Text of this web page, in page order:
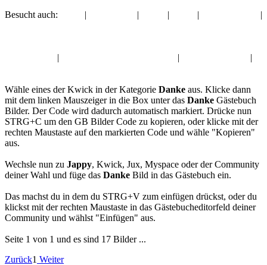
Besucht auch: | | | |
|
| |
|
Wähle eines der Kwick in der Kategorie Danke aus. Klicke dann
mit dem linken Mauszeiger in die Box unter das Danke Gästebuch
Bilder. Der Code wird dadurch automatisch markiert. Drücke nun
STRG+C um den GB Bilder Code zu kopieren, oder klicke mit der
rechten Maustaste auf den markierten Code und wähle "Kopieren"
aus.
Wechsle nun zu Jappy, Kwick, Jux, Myspace oder der Community
deiner Wahl und füge das Danke Bild in das Gästebuch ein.
Das machst du in dem du STRG+V zum einfügen drückst, oder du
klickst mit der rechten Maustaste in das Gästebucheditorfeld deiner
Community und wählst "Einfügen" aus.
Seite 1 von 1 und es sind 17 Bilder ...
Zurück1 Weiter